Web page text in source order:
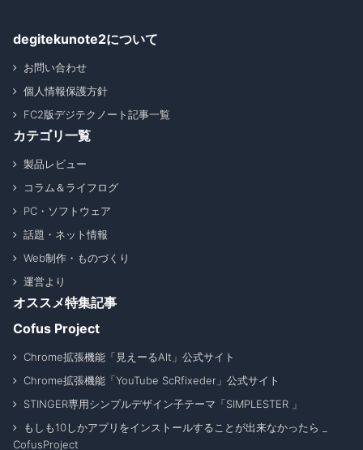
degitekunote2について
お問い合わせ
個人情報保護方針
FC2版デジテクノート記事一覧
カテゴリ一覧
製品レビュー
コラム＆ライフログ
PC・ソフトウェア
話題・ネット情報
Web制作・ものづくり
運営より
オススメ特集記事
Cofus Project
Chrome拡張機能「見えーるAlt」公式サイト
Chrome拡張機能「YouTube ScRfixeder」公式サイト
STINGER専用シンプルデザイン子テーマ「SIMPLESTER 」
もしも10しかアプリをインストールすることが出来なかったら _
CofusProject